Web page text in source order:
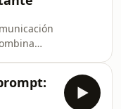
basada
puede ser
con
las